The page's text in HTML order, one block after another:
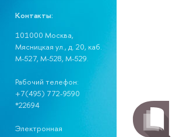
Контакты:
101000 Москва,
Мясницкая ул., д. 20, каб.
М-527, М-528, М-529.
Рабочий телефон:
+7(495) 772-9590
*22694
Электронная